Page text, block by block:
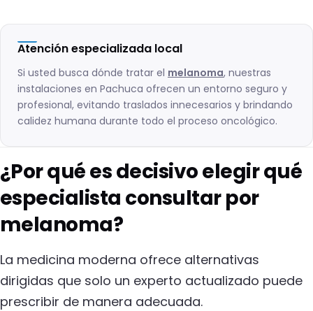
Atención especializada local
Si usted busca dónde tratar el melanoma, nuestras
instalaciones en Pachuca ofrecen un entorno seguro y
profesional, evitando traslados innecesarios y brindando
calidez humana durante todo el proceso oncológico.
¿Por qué es decisivo elegir qué
especialista consultar por
melanoma?
La medicina moderna ofrece alternativas
dirigidas que solo un experto actualizado puede
prescribir de manera adecuada.